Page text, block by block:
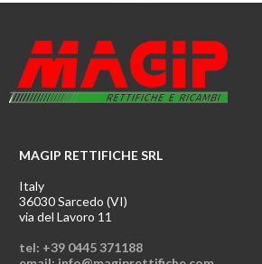
MAGIP RETTIFICHE SRL
Italy
36030 Sarcedo (VI)
via del Lavoro 11
tel: +39 0445 371188